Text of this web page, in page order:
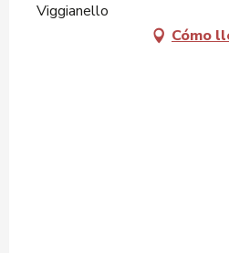
Viggianello
Cómo